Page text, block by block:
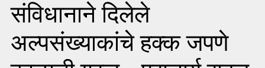
संविधानाने दिलेले
अल्पसंख्याकांचे हक्क जपणे